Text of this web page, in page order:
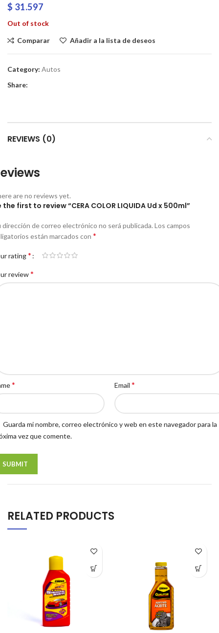
$ 31.597
Out of stock
Comparar Añadir a la lista de deseos
Category: Autos
Share:
REVIEWS (0)
are no reviews yet.
the first to review “CERA COLOR LIQUIDA Ud x 500ml”
dirección de correo electrónico no será publicada. Los campos
están marcados con *
rating*
review*
* Email *
Guarda mi nombre, correo electrónico y web en este navegador para la
vez que comente.
RELATED PRODUCTS